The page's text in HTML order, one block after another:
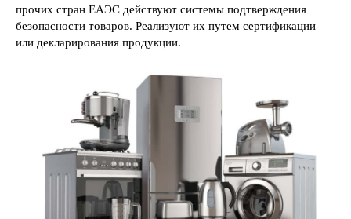
прочих стран ЕАЭС действуют системы подтверждения
безопасности товаров. Реализуют их путем сертификации
или декларирования продукции.